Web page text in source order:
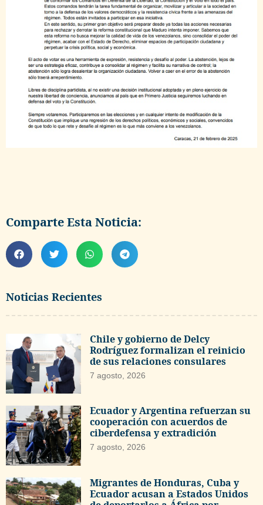
Noticias Recientes
Chile y gobierno de Delcy
Rodríguez formalizan el reinicio
de sus relaciones consulares
7 agosto, 2026
Ecuador y Argentina refuerzan su
cooperación con acuerdos de
ciberdefensa y extradición
7 agosto, 2026
Migrantes de Honduras, Cuba y
Ecuador acusan a Estados Unidos
Comparte Esta Noticia: